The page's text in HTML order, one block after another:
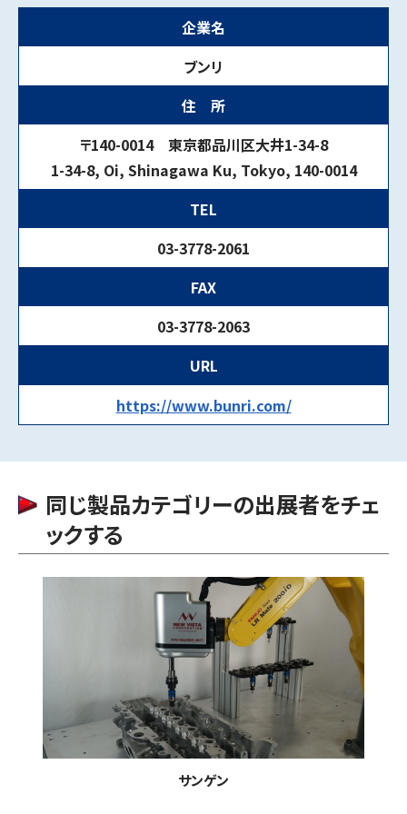
企業名
ブンリ
住 所
〒140-0014 東京都品川区大井1-34-8
1-34-8, Oi, Shinagawa Ku, Tokyo, 140-0014
TEL
03-3778-2061
FAX
03-3778-2063
URL
https://www.bunri.com/
同じ製品カテゴリーの出展者をチェ
ックする
サンゲン